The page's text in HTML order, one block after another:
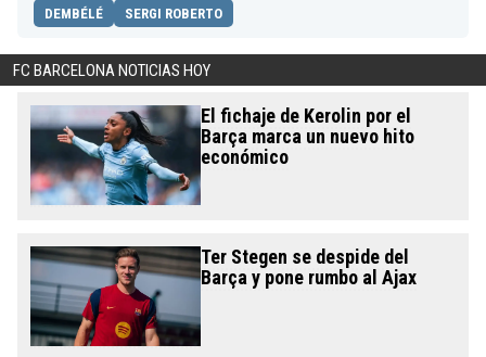
DEMBÉLÉ SERGI ROBERTO
FC BARCELONA NOTICIAS HOY
El fichaje de Kerolin por el
Barça marca un nuevo hito
económico
Ter Stegen se despide del
Barça y pone rumbo al Ajax